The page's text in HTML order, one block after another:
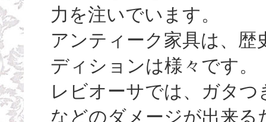
力を注いでいます。
アンティーク家具は、
ディションは様々です。
レビオーサでは、ガタ
などのダメージが出来